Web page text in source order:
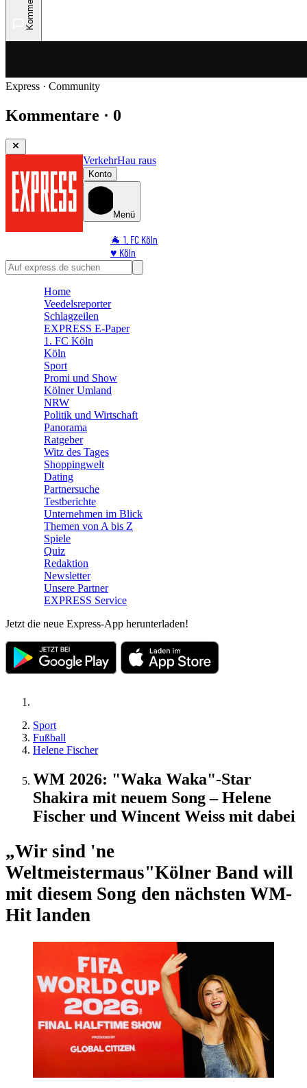
Express · Community
Kommentare · 0
VerkehrHau raus
Konto
Menü
🐐 1. FC Köln
♥️ Köln
⭐ Promi
🛒 Shoppingwelt
Home
Veedelsreporter
Schlagzeilen
EXPRESS E-Paper
1. FC Köln
Köln
Sport
Promi und Show
Kölner Umland
NRW
Politik und Wirtschaft
Panorama
Ratgeber
Witz des Tages
Shoppingwelt
Dating
Partnersuche
Testberichte
Unternehmen im Blick
Themen von A bis Z
Spiele
Quiz
Redaktion
Newsletter
Unsere Partner
EXPRESS Service
Jetzt die neue Express-App herunterladen!
Sport
Fußball
Helene Fischer
WM 2026: "Waka Waka"-Star
Shakira mit neuem Song – Helene
Fischer und Wincent Weiss mit dabei
„Wir sind 'ne
Weltmeistermaus"Kölner Band will
mit diesem Song den nächsten WM-
Hit landen